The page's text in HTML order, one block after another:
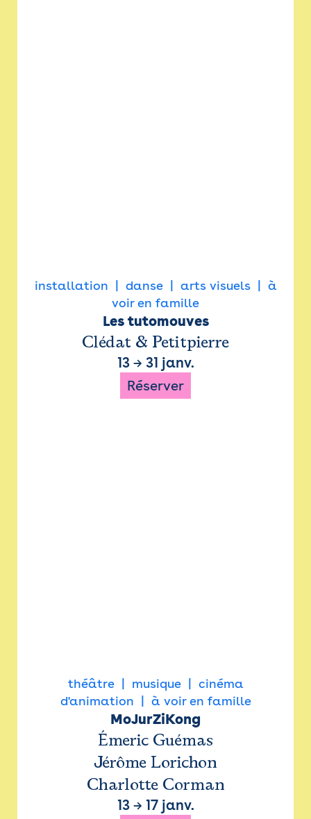
installation danse arts visuels
à
voir en famille
Les tutomouves
Clédat & Petitpierre
13→ 31 janv.
Réserver
théâtre musique
cinéma
d'animation
à voir en famille
MoJurZiKong
Émeric Guémas
Jérôme Lorichon
Charlotte Corman
13→ 17 janv.